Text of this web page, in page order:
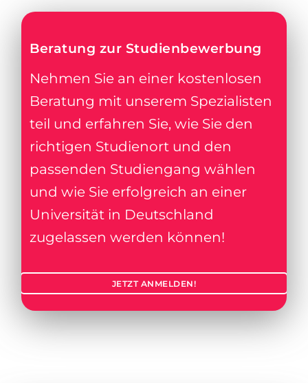
Beratung zur Studienbewerbung
Nehmen Sie an einer kostenlosen
Beratung mit unserem Spezialisten
teil und erfahren Sie, wie Sie den
richtigen Studienort und den
passenden Studiengang wählen
und wie Sie erfolgreich an einer
Universität in Deutschland
zugelassen werden können!
JETZT ANMELDEN!